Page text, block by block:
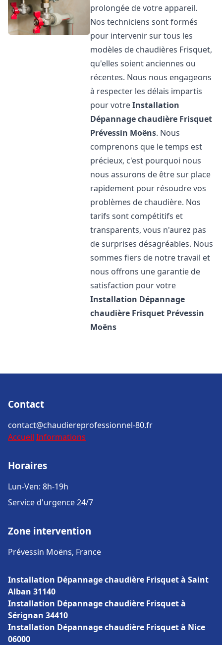
prolongée de votre appareil.
Nos techniciens sont formés
pour intervenir sur tous les
modèles de chaudières Frisquet,
qu'elles soient anciennes ou
récentes. Nous nous engageons
à respecter les délais impartis
pour votreInstallation
Dépannage chaudière Frisquet
Prévessin Moëns. Nous
comprenons que le temps est
précieux, c'est pourquoi nous
nous assurons de être sur place
rapidement pour résoudre vos
problèmes de chaudière. Nos
tarifs sont compétitifs et
transparents, vous n'aurez pas
de surprises désagréables. Nous
sommes fiers de notre travail et
nous offrons une garantie de
satisfaction pour votre
Installation Dépannage
chaudière Frisquet Prévessin
Moëns
Contact
contact@chaudiereprofessionnel-80.fr
Accueil Informations
Horaires
Lun-Ven: 8h-19h
Service d'urgence 24/7
Zone intervention
Prévessin Moëns, France
Installation Dépannage chaudière Frisquet à Saint
Alban 31140
Installation Dépannage chaudière Frisquet à
Sérignan 34410
Installation Dépannage chaudière Frisquet à Nice
06000